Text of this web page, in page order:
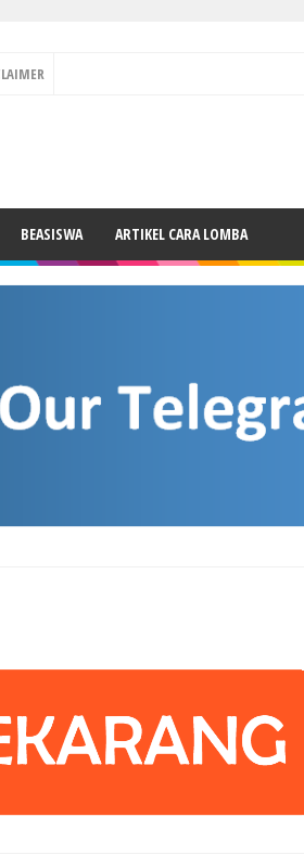
BEASISWA ARTIKEL CARA LOMBA